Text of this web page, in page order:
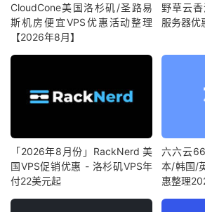
CloudCone美国洛杉矶/圣路易
斯机房便宜VPS优惠活动整理
【2026年8月】
野草云
服务器优
「2026年8月份」RackNerd 美
国VPS促销优惠 - 洛杉矶VPS年
付22美元起
六六云
本/韩国/
惠整理